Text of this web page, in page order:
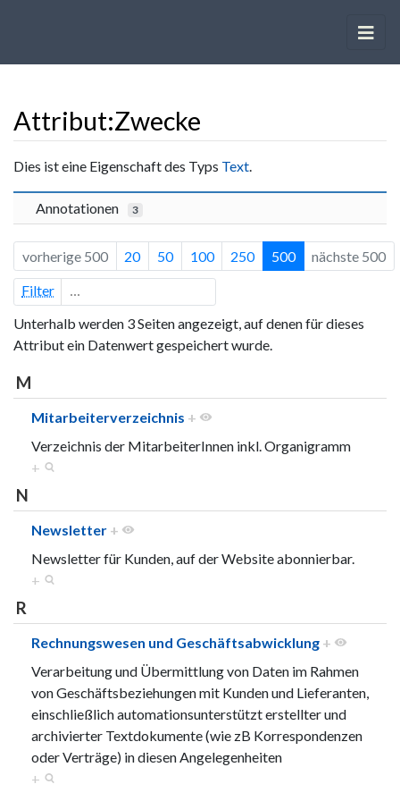
Attribut:Zwecke
Wechseln zu:Navigation,Suche
Dies ist eine Eigenschaft des Typs Text.
Annotationen 3
vorherige 500 20 50 100 250 500 nächste 500
Filter
Unterhalb werden 3 Seiten angezeigt, auf denen für dieses
Attribut ein Datenwert gespeichert wurde.
M
Mitarbeiterverzeichnis +
Verzeichnis der MitarbeiterInnen inkl. Organigramm
+
N
Newsletter +
Newsletter für Kunden, auf der Website abonnierbar.
+
R
Rechnungswesen und Geschäftsabwicklung +
Verarbeitung und Übermittlung von Daten im Rahmen
von Geschäftsbeziehungen mit Kunden und Lieferanten,
einschließlich automationsunterstützt erstellter und
archivierter Textdokumente (wie zB Korrespondenzen
oder Verträge) in diesen Angelegenheiten
+